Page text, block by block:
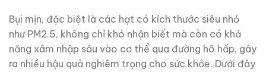
Bụi mịn, đặc biệt là các hạt có kích thước siêu nhỏ
như PM2.5, không chỉ khó nhận biết mà còn có khả
năng xâm nhập sâu vào cơ thể qua đường hô hấp, gây
ra nhiều hậu quả nghiêm trọng cho sức khỏe. Dưới đây